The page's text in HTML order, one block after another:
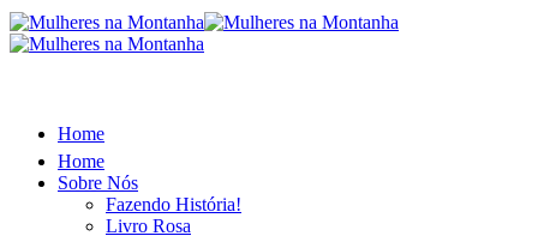
Home
Home
Sobre Nós
Fazendo História!
Livro Rosa